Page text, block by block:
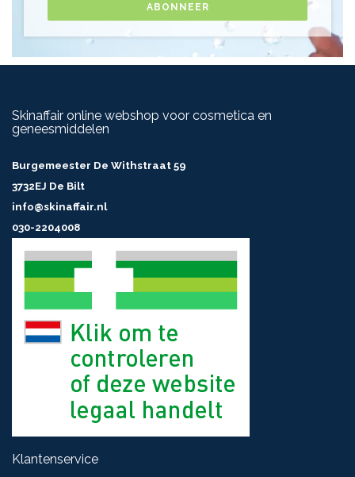
ABONNEER
Skinaffair online webshop voor cosmetica en
geneesmiddelen
Burgemeester De Withstraat 59
3732EJ De Bilt
info@skinaffair.nl
030-2204008
Klantenservice